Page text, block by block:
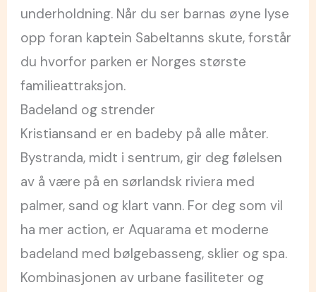
underholdning. Når du ser barnas øyne lyse
opp foran kaptein Sabeltanns skute, forstår
du hvorfor parken er Norges største
familieattraksjon.
Badeland og strender
Kristiansand er en badeby på alle måter.
Bystranda, midt i sentrum, gir deg følelsen
av å være på en sørlandsk riviera med
palmer, sand og klart vann. For deg som vil
ha mer action, er Aquarama et moderne
badeland med bølgebasseng, sklier og spa.
Kombinasjonen av urbane fasiliteter og